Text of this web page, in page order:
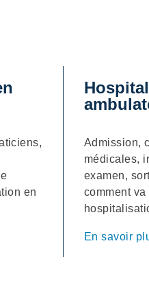
en
Admission,
médicales,
examen,
comment
En savoir